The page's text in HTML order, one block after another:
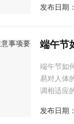
发布日
端午节
端午节如
易对人体
调相适应
汤端午佳
发布日